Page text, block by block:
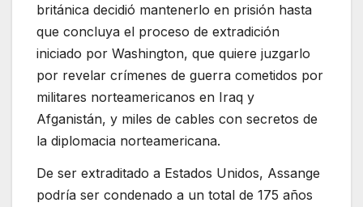
británica decidió mantenerlo en prisión hasta
que concluya el proceso de extradición
iniciado por Washington, que quiere juzgarlo
por revelar crímenes de guerra cometidos por
militares norteamericanos en Iraq y
Afganistán, y miles de cables con secretos de
la diplomacia norteamericana.
De ser extraditado a Estados Unidos, Assange
podría ser condenado a un total de 175 años